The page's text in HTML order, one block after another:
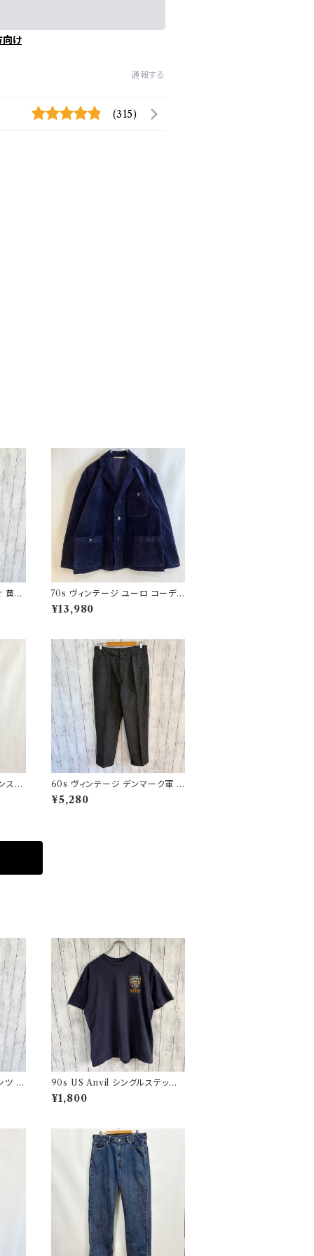
向け
通報する
(315)
黄タ
イ
70s ヴィンテージ ユーロ コーデュ
ロイ セットアップ ビンテージ
¥13,980
ス軍
ク
60s ヴィンテージ デンマーク軍 ウ
ールパンツ ミリタリーパンツ スラ
ックス
¥5,280
ツ ウ
スパ
90s US Anvil シングルステッチT
シャツ ニューヨーク警察 ヴィンテ
ージ
¥1,800